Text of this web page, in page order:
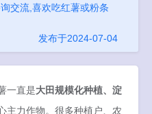
交流,喜欢吃红薯或粉条
发布于2024-07-04
一直是大田规模化种植、淀
主力作物。很多种植户、农